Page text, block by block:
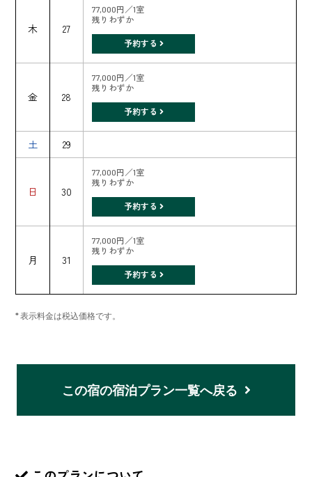
木 27
77,000円／1室
残りわずか
予約する
金 28
77,000円／1室
残りわずか
予約する
土 29
日 30
77,000円／1室
残りわずか
予約する
月 31
77,000円／1室
残りわずか
予約する
* 表示料金は税込価格です。
この宿の宿泊プラン一覧へ戻る